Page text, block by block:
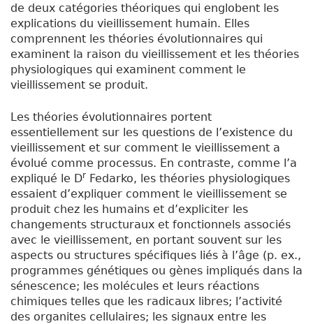
de deux catégories théoriques qui englobent les
explications du vieillissement humain. Elles
comprennent les théories évolutionnaires qui
examinent la raison du vieillissement et les théories
physiologiques qui examinent comment le
vieillissement se produit.
Les théories évolutionnaires portent
essentiellement sur les questions de l’existence du
vieillissement et sur comment le vieillissement a
évolué comme processus. En contraste, comme l’a
expliqué le Dr Fedarko, les théories physiologiques
essaient d’expliquer comment le vieillissement se
produit chez les humains et d’expliciter les
changements structuraux et fonctionnels associés
avec le vieillissement, en portant souvent sur les
aspects ou structures spécifiques liés à l’âge (p. ex.,
programmes génétiques ou gènes impliqués dans la
sénescence; les molécules et leurs réactions
chimiques telles que les radicaux libres; l’activité
des organites cellulaires; les signaux entre les